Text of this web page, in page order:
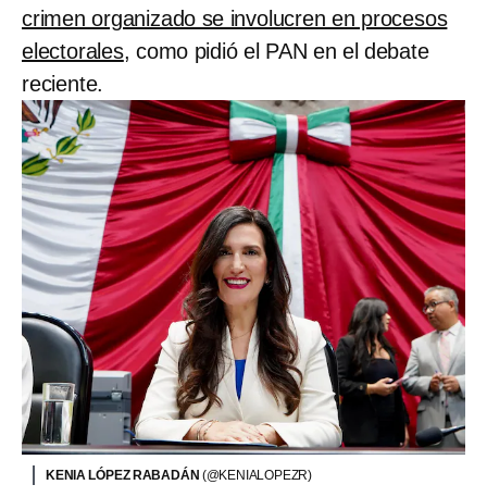
crimen organizado se involucren en procesos
electorales, como pidió el PAN en el debate
reciente.
KENIA LÓPEZ RABADÁN (@KENIALOPEZR)